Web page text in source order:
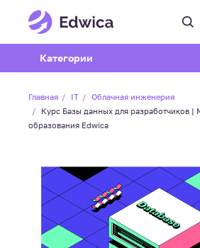
Открыть подменю
Категории
Главная IT
Облачная инженерия
Курс Базы данных для разработчиков |
образования Edwica